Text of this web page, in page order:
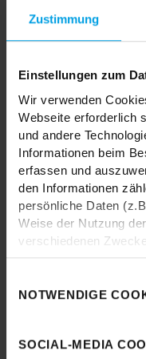
Zustimmung
Einstellungen zum
Wir verwenden
Webseite erforderlich
und andere
Informationen beim
erfassen und
den Informationen
persönliche Daten
Weise der Nutzung
verschiedenen
anonymisiert für
Marketing Cookies
Werbung
es, eine Verbindung
NOTWENDIGE
SOCIAL-MEDIA
MIX & MATCH
Wie wäre es mit einer
In unseren Stores findest
Styles.